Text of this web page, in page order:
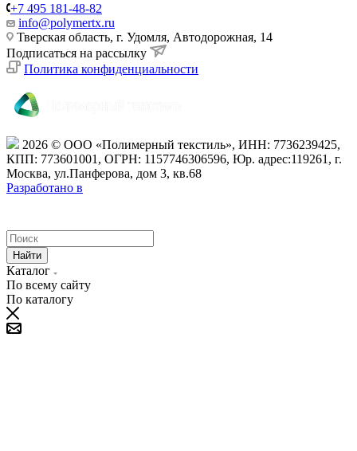
+7 495 181-48-82
info@polymertx.ru
Тверская область, г. Удомля, Автодорожная, 14
Подписаться на рассылку
Политика конфиденциальности
2026 © ООО «Полимерный текстиль», ИНН: 7736239425,
КПП: 773601001, ОГРН: 1157746306596, Юр. адрес:119261, г.
Москва, ул.Панферова, дом 3, кв.68
Разработано в
Найти
Каталог
По всему сайту
По каталогу